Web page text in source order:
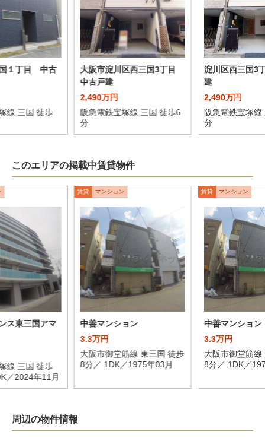
１丁目 中古
線 三国 徒歩
大阪市淀川区西三国3丁目
中古戸建
2,490万円
阪急電鉄宝塚線 三国 徒歩6
分
淀川区西三国3
建
2,490万円
阪急電鉄宝塚線
分
このエリアの掲載中賃貸物件
ス東三国アマ
線 三国 徒歩
／2024年11月
賃貸 マンション
中善マンション
3.3万円
大阪市御堂筋線 東三国 徒歩
8分／ 1DK／1975年03月
賃貸 マンション
中善マンション
3.3万円
大阪市御堂筋線
8分／ 1DK／
周辺の物件情報